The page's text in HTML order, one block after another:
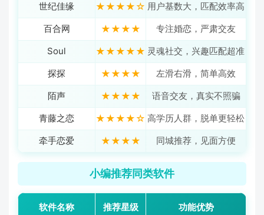
世纪佳缘
★★★★☆ 用户基数大，匹配效率高
百合网
★★★★
专注婚恋，严肃交友
Soul
★★★★★ 灵魂社交，兴趣匹配超准
探探
★★★★
左滑右滑，简单高效
陌声
★★★★
语音交友，真实不照骗
青藤之恋
★★★★☆ 高学历人群，脱单更轻松
牵手恋爱
★★★★ 同城推荐，见面方便
小编推荐同类软件
软件名称 推荐星级 功能优势